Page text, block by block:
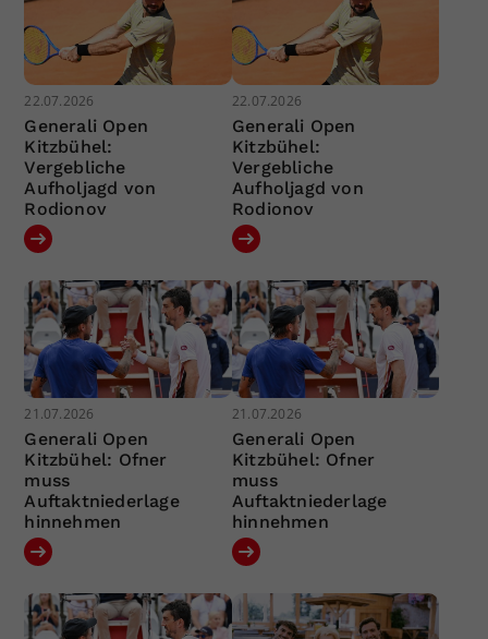
22.07.2026
Generali Open
Kitzbühel:
Vergebliche
Aufholjagd von
Rodionov
22.07.2026
Generali Open
Kitzbühel:
Vergebliche
Aufholjagd von
Rodionov
21.07.2026
Generali Open
Kitzbühel: Ofner
muss
Auftaktniederlage
hinnehmen
21.07.2026
Generali Open
Kitzbühel: Ofner
muss
Auftaktniederlage
hinnehmen